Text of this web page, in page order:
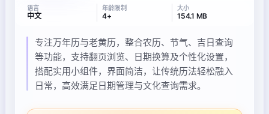
语言
中文
年龄限制
4+
大小
154.1 MB
专注万年历与老黄历，整合农历、节气、吉日查询
等功能，支持翻页浏览、日期换算及个性化设置，
搭配实用小组件，界面简洁，让传统历法轻松融入
日常，高效满足日期管理与文化查询需求。